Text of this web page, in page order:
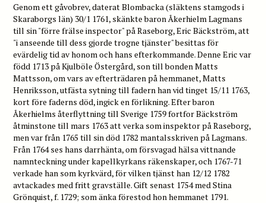
Genom ett gåvobrev, daterat Blombacka (släktens stamgods i
Skaraborgs län) 30/1 1761, skänkte baron Åkerhielm Lagmans
till sin "förre frälse inspector" på Raseborg, Eric Bäckström, att
"i anseende till dess gjorde trogne tjänster" besittas för
evärdelig tid av honom och hans efterkommande. Denne Eric var
född 1713 på Kjulböle Östergård, son till bonden Matts
Mattsson, om vars av efterträdaren på hemmanet, Matts
Henriksson, utfästa sytning till fadern han vid tinget 15/11 1763,
kort före faderns död, ingick en förlikning. Efter baron
Åkerhielms återflyttning till Sverige 1759 fortfor Bäckström
åtminstone till mars 1763 att verka som inspektor på Raseborg,
men var från 1765 till sin död 1782 mantalsskriven på Lagmans.
Från 1764 ses hans darrhänta, om försvagad hälsa vittnande
namnteckning under kapellkyrkans räkenskaper, och 1767-71
verkade han som kyrkvärd, för vilken tjänst han 12/12 1782
avtackades med fritt gravställe. Gift senast 1754 med Stina
Grönquist, f. 1729; som änka förestod hon hemmanet 1791.